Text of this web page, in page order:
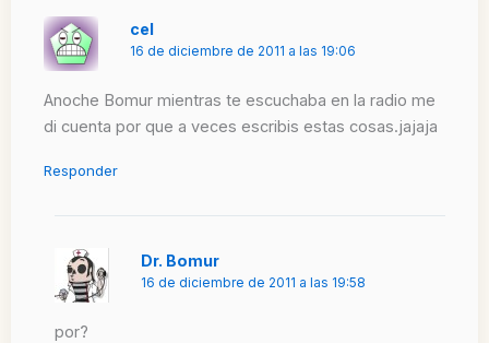
cel
16 de diciembre de 2011 a las 19:06
Anoche Bomur mientras te escuchaba en la radio me
di cuenta por que a veces escribis estas cosas.jajaja
Responder
Dr. Bomur
16 de diciembre de 2011 a las 19:58
por?